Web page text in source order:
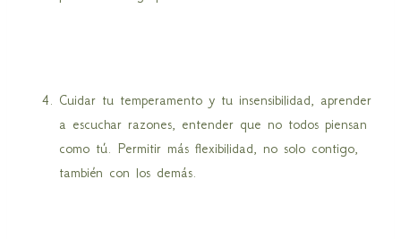
Cuidar tu temperamento y tu insensibilidad, aprender
a escuchar razones, entender que no todos piensan
como tú. Permitir más flexibilidad, no solo contigo,
también con los demás.